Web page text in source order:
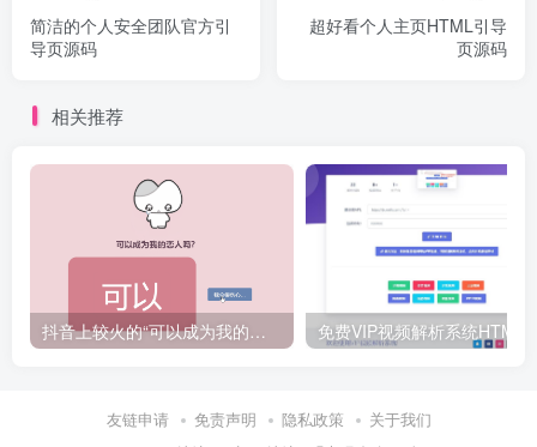
简洁的个人安全团队官方引
导页源码
超好看个人主页HTML引导
页源码
相关推荐
抖音上较火的“可以成为我的恋人吗”HTML源码
友链申请 免责声明 隐私政策 关于我们